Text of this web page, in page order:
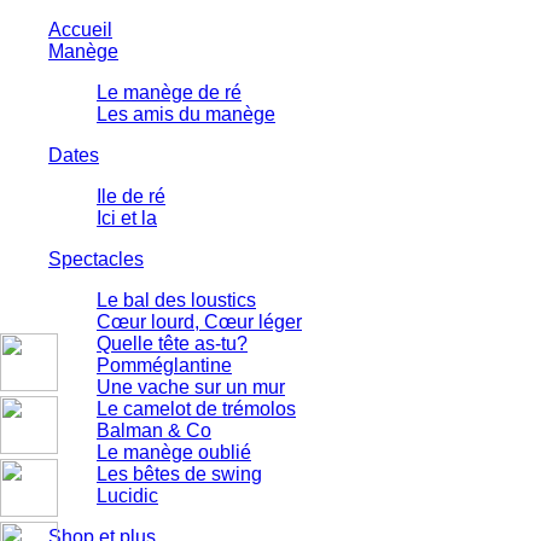
Accueil
Manège
Le manège de ré
Les amis du manège
Dates
Ile de ré
Ici et la
Spectacles
Le bal des loustics
Cœur lourd, Cœur léger
Quelle tête as-tu?
Pomméglantine
Une vache sur un mur
Le camelot de trémolos
Balman & Co
Le manège oublié
Les bêtes de swing
Lucidic
Shop et plus